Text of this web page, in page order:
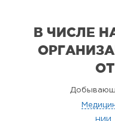
В ЧИСЛЕ